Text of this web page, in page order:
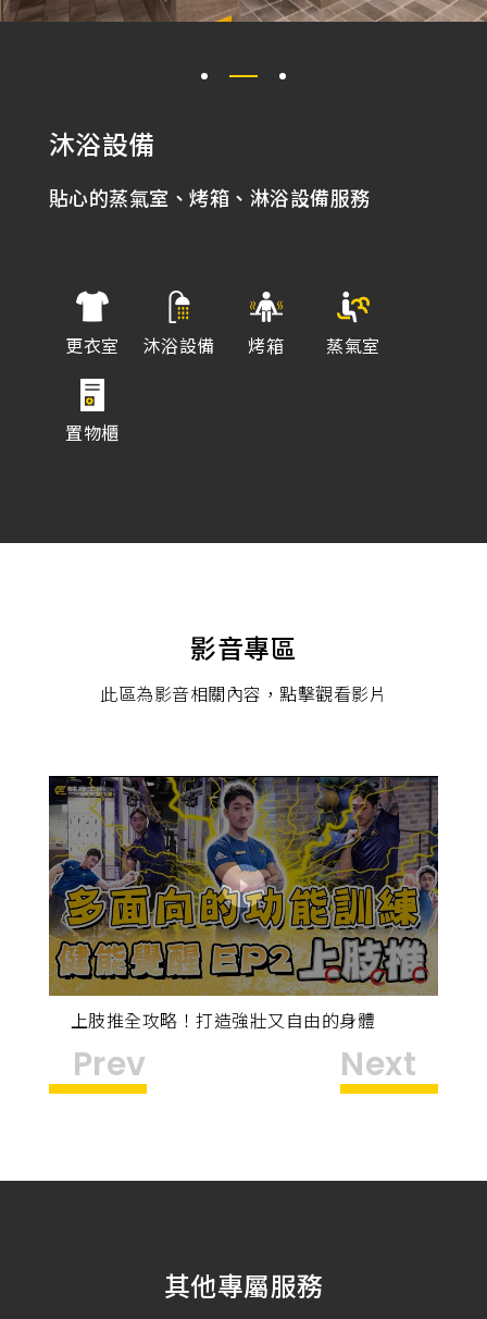
沐浴設備
貼心的蒸氣室、烤箱、淋浴設備服務
更衣室 沐浴設備 烤箱 蒸氣室
置物櫃
影音專區
此區為影音相關內容，點擊觀看影片
上肢推全攻略！打造強壯又自由的身體
Next
Prev
其他專屬服務